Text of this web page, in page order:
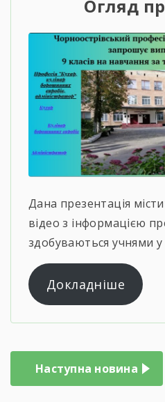
Огляд
Дана презентація
відео з інформацією
здобуваються учнями
Докладніше
Навігація
записів
Наступна новина